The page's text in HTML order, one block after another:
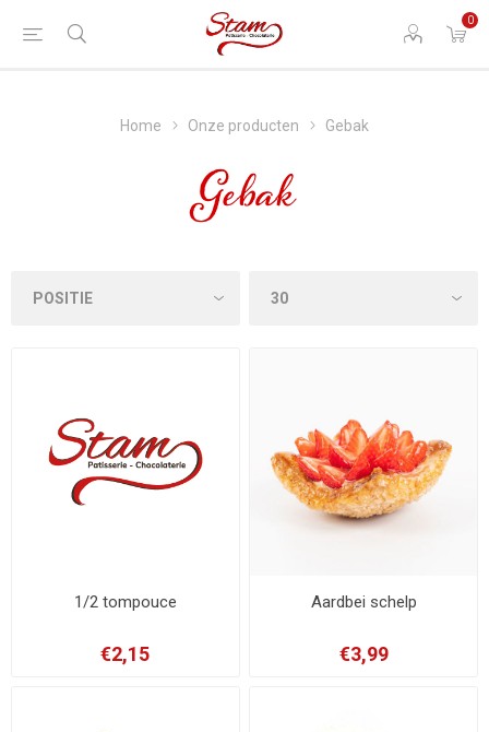
0
Home Onze producten Gebak
Gebak
1/2 tompouce
€2,15
Aardbei schelp
€3,99